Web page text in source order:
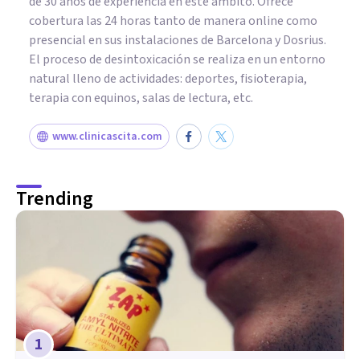
cobertura las 24 horas tanto de manera online como
presencial en sus instalaciones de Barcelona y Dosrius.
El proceso de desintoxicación se realiza en un entorno
natural lleno de actividades: deportes, fisioterapia,
terapia con equinos, salas de lectura, etc.
www.clinicascita.com
Trending
1